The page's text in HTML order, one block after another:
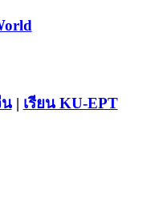
น| เรียน KU-EPT